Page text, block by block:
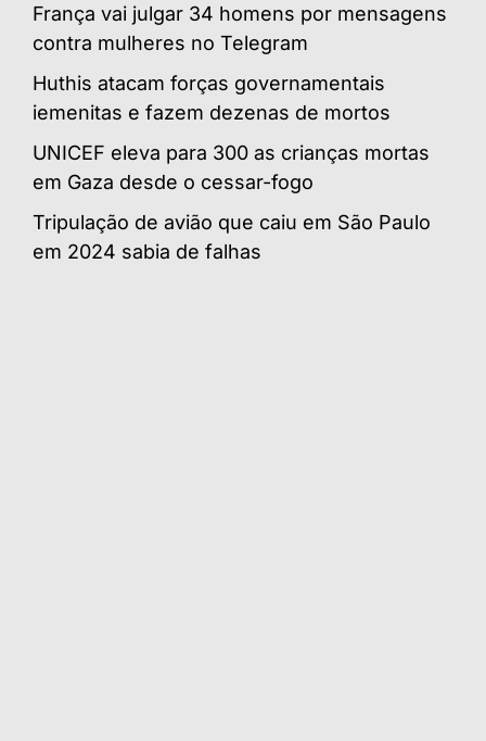
França vai julgar 34 homens por mensagens
contra mulheres no Telegram
Huthis atacam forças governamentais
iemenitas e fazem dezenas de mortos
UNICEF eleva para 300 as crianças mortas
em Gaza desde o cessar-fogo
Tripulação de avião que caiu em São Paulo
em 2024 sabia de falhas